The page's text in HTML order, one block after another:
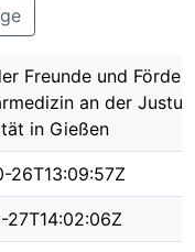
Freunde und
an der
in Gießen
26T13:09:57Z
27T14:02:06Z